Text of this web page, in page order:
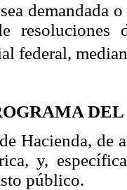
demandada
federal,
Hacienda, de
y,
público.